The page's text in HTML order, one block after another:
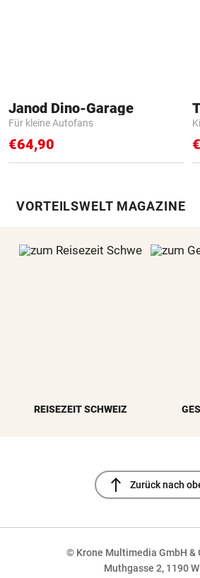
Janod Dino-Garage
Für kleine Autofans
€64,90
VORTEILSWELT MAGAZINE
REISEZEIT SCHWEIZ
north Zurück nach
© Krone Multimedia GmbH &
Muthgasse 2, 1190